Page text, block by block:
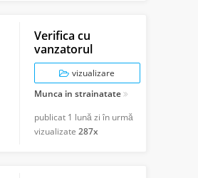
Verifica cu
vanzatorul
vizualizare
Munca in strainatate
publicat 1 lună zi în urmă
vizualizate 287x